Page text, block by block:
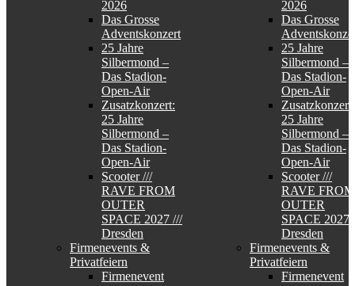
2026
Das Grosse
Adventskonzert
25 Jahre
Silbermond –
Das Stadion-
Open-Air
Zusatzkonzert:
25 Jahre
Silbermond –
Das Stadion-
Open-Air
Scooter ///
RAVE FROM
OUTER
SPACE 2027 ///
Dresden
Firmenevents &
Privatfeiern
Firmenevent
2026
Das Grosse
25 Jahre
Silbermond –
Das Stadion-
Open-Air
Zusatzkonzert:
25 Jahre
Silbermond –
Das Stadion-
Open-Air
Scooter ///
RAVE FROM
OUTER
SPACE 2027
Dresden
Firmenevents &
Privatfeiern
Firmenevent